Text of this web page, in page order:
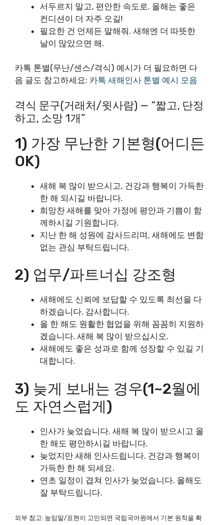
서두르지 말고, 편안한 속도로. 올해는 좋은
컨디션이 더 자주 오길!
필요한 건 언제든 말해줘. 새해엔 더 따뜻한
날이 많았으면 해.
카톡 톤별(무난/센스/격식) 예시가 더 필요하면 다
음 글도 참고하세요: 카톡 새해인사 톤별 예시 모음
격식 문구(거래처/윗사람) — “짧고, 단정
하고, 소망 1개”
1) 가장 무난한 기본형(어디든
OK)
새해 복 많이 받으시고, 건강과 행복이 가득한
한 해 되시길 바랍니다.
희망찬 새해를 맞아 가정에 평안과 기쁨이 함
께하시길 기원합니다.
지난 한 해 성원에 감사드리며, 새해에도 변함
없는 관심 부탁드립니다.
2) 업무/파트너십 강조형
새해에도 신뢰에 보답할 수 있도록 최선을 다
하겠습니다. 감사합니다.
올 한 해도 원활한 협업을 위해 꼼꼼히 지원하
겠습니다. 새해 복 많이 받으십시오.
새해에도 좋은 성과로 함께 성장할 수 있길 기
대합니다.
3) 늦게 보내는 경우(1~2월에
도 자연스럽게)
인사가 늦었습니다. 새해 복 많이 받으시고 올
한 해도 평안하시길 바랍니다.
늦었지만 새해 인사드립니다. 건강과 행복이
가득한 한 해 되세요.
연초 일정이 겹쳐 인사가 늦었습니다. 올해도
잘 부탁드립니다.
외부 참고: 높임말/표현이 고민되면 국립국어원에서 기본 원칙을 확